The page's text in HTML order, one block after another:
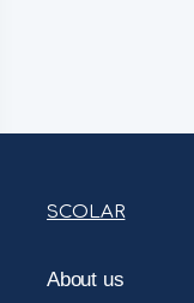
SCOLAR
About us